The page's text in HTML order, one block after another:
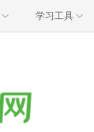
学习工具